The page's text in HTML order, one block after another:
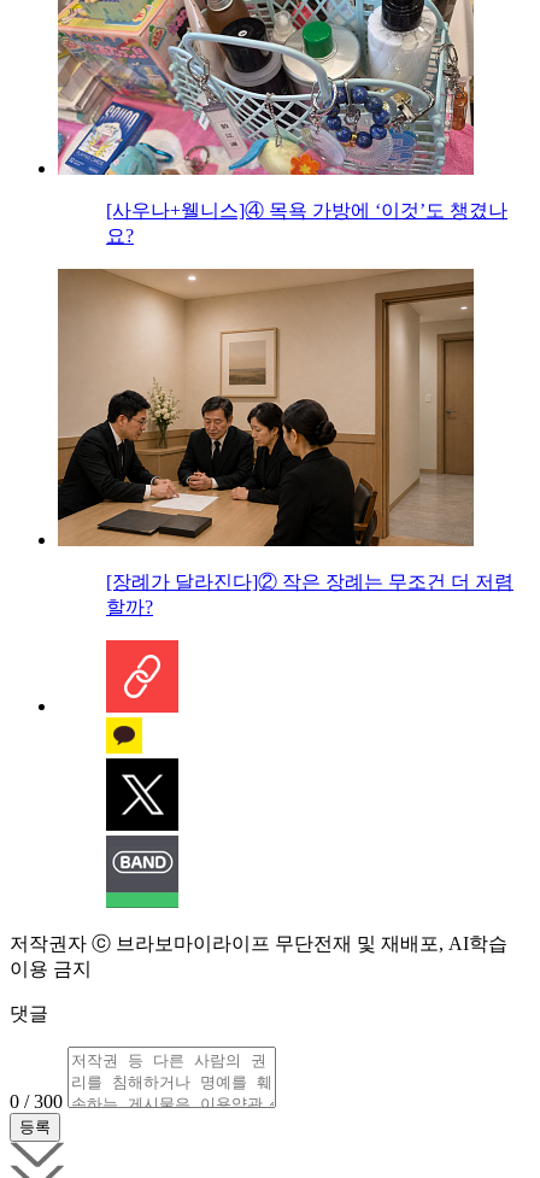
[사우나+웰니스]④ 목욕 가방에 ‘이것’도 챙겼나
요?
[장례가 달라진다]② 작은 장례는 무조건 더 저렴
할까?
저작권자 ⓒ 브라보마이라이프 무단전재 및 재배포, AI학습
이용 금지
댓글
0 / 300